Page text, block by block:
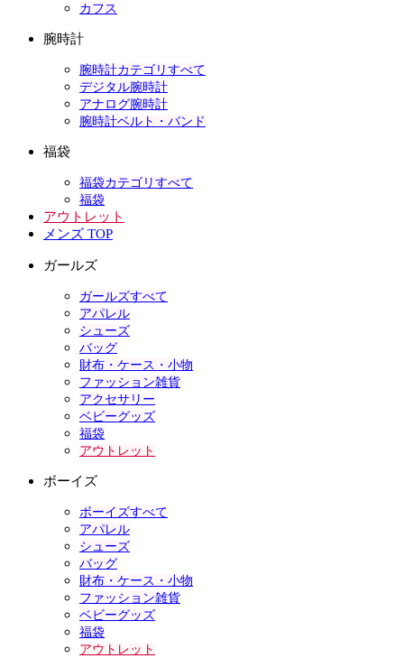
カフス
腕時計
腕時計カテゴリすべて
デジタル腕時計
アナログ腕時計
腕時計ベルト・バンド
福袋
福袋カテゴリすべて
福袋
アウトレット
メンズ TOP
ガールズ
ガールズすべて
アパレル
シューズ
バッグ
財布・ケース・小物
ファッション雑貨
アクセサリー
ベビーグッズ
福袋
アウトレット
ボーイズ
ボーイズすべて
アパレル
シューズ
バッグ
財布・ケース・小物
ファッション雑貨
ベビーグッズ
福袋
アウトレット